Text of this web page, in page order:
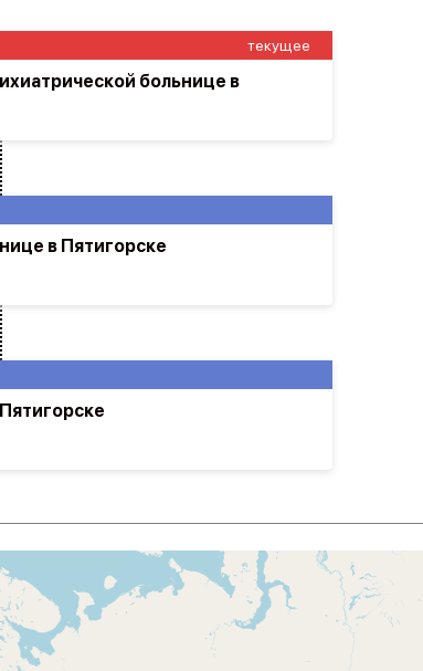
в Пятигорске
текущее
больнице в